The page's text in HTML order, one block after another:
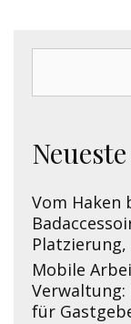
Vom Haken
Platzierung,
Mobile
für